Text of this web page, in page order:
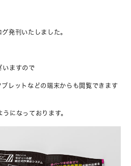
発刊いたしました。
いますので
レットなどの端末からも閲覧できます
になっております。